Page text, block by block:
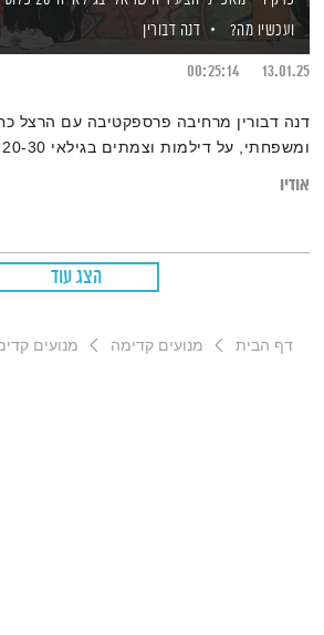
ועכשיו מה?
דנה דבורין
13.01.25
00:25:14
דנה דבורין מרחיבה פרספקטיבה עם הרצל
ומשפחתי, על דילמות וצמתים בגילאי 20-30
אודיו
הצג עוד
דף הבית מנועים קדימה מנועים קדימה –